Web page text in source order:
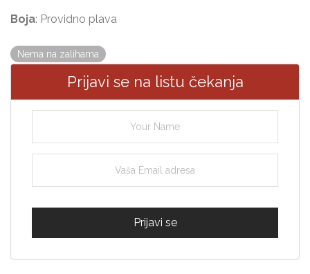
Boja: Providno plava
Nema na zalihama
Prijavi se na listu čekanja